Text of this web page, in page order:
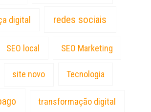
digital redes sociais
SEO local SEO Marketing
site novo Tecnologia
transformação digital